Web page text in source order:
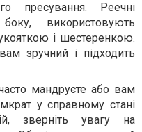
пресування. Реечні
використовують
і шестеренкою.
зручний і підходить
мандруєте або вам
у справному стані
зверніть увагу на